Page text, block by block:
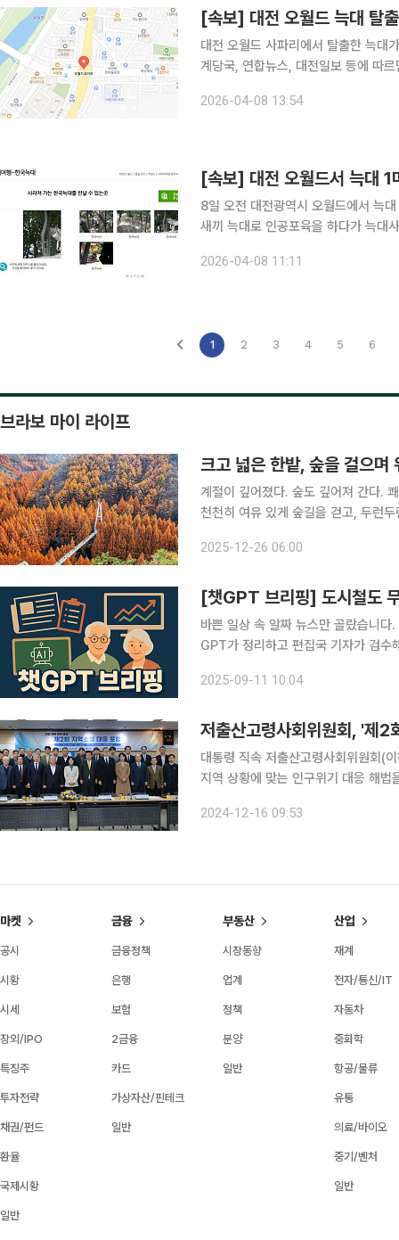
[속보] 대전 오월드 늑대 탈
대전 오월드 사파리에서 탈출한 늑대가 외부
계당국, 연합뉴스, 대전일보 등에 따
오월드 네거리 인근 산성초등학교 인
2026-04-08 13:54
[속보] 대전 오월드서 늑대
8일 오전 대전광역시 오월드에서 늑
새끼 늑대로 인공포육을 하다가 늑대사에
객 및 인근 주민은 안전에 유의하여
2026-04-08 11:11
1 2 3 4 5 6
브라보 마이 라이프
크고 넓은 한밭, 숲을 걸으며
계절이 깊어졌다. 숲도 깊어져 간다.
천천히 여유 있게 숲길을 걷고, 두런
2025-12-26 06:00
[챗GPT 브리핑] 도시철도
바쁜 일상 속 알짜 뉴스만 골랐습니다
GPT가 정리하고 편집국 기자가 검수해 전해드립니다. ◆도시철도
함께 제기됐다. 10일 국회 정책토론회
2025-09-11 10:04
저출산고령사회위원회, '제2
대통령 직속 저출산고령사회위원회(
지역 상황에 맞는 인구위기 대응 해
비롯한 지역상의 회장단, 유득원 대전
2024-12-16 09:53
마켓
공시
시황
시세
장외/IPO
특징주
투자전략
채권/펀드
환율
국제시황
일반
금융
금융정책
은행
보험
2금융
카드
가상자산/핀테크
일반
부동산
시장동향
업계
정책
분양
일반
산업
재계
전자/통신/IT
자동차
중화학
항공/물류
유통
의료/바이오
중기/벤처
일반